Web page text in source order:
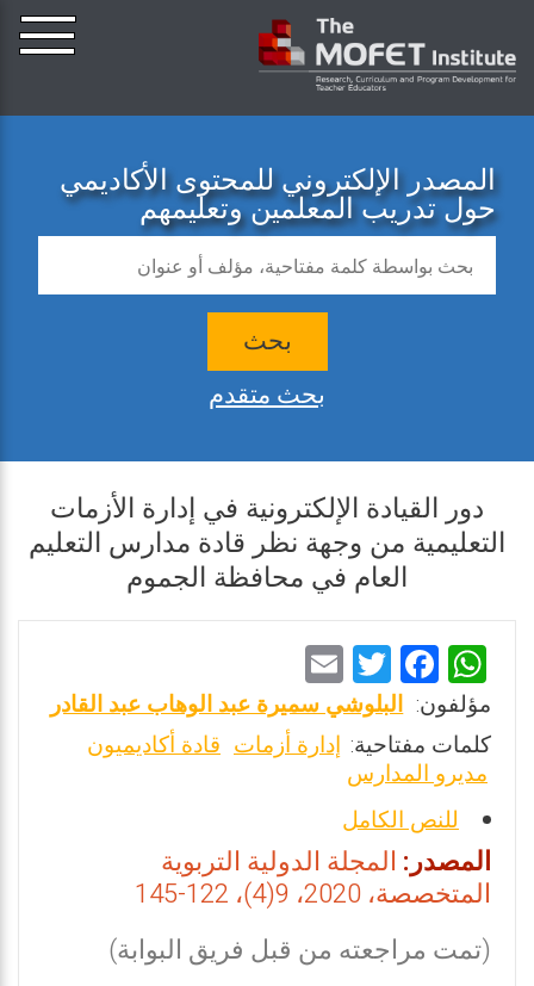
المصدر الإلكتروني للمحتوى الأكاديمي
حول تدريب المعلمين وتعليمهم
بحث
بحث متقدم
دور القيادة الإلكترونية في إدارة الأزمات
التعليمية من وجهة نظر قادة مدارس التعليم
العام في محافظة الجموم
W
h
at
s
A
p
p
F
a
ce
b
o
o
k
T
wi
tt
er
m
ai
مؤلفون: البلوشي سميرة عبد الوهاب عبد القادر
كلمات مفتاحية: إدارة أزمات قادة أكاديميون
مديرو المدارس
للنص الكامل
المصدر: المجلة الدولية التربوية
المتخصصة، 2020، 9(4)، 122-145
(تمت مراجعته من قبل فريق البوابة)